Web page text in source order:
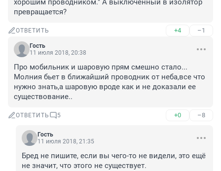
хорошим проводником." А выключенный в изолятор
превращается?
ОТВЕТИТЬ +4 –1
Гость
11 июля 2018, 20:38
Про мобильник и шаровую прям смешно стало...
Молния бьет в ближайший проводник от неба,все что
нужно знать,а шаровую вроде как и не доказали ее
существование..
ОТВЕТИТЬ 5 +0 –8
Гость
11 июля 2018, 21:35
Бред не пишите, если вы чего-то не видели, это ещё
не значит, что этого не существует.